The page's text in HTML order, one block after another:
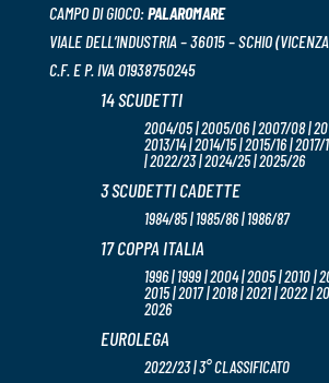
CAMPO DI GIOCO:PALAROMARE
VIALE DELL’INDUSTRIA – 36015 – SCHIO
C.F. E P. IVA 01938750245
14 SCUDETTI
2004/05 | 2005/06 | 2007/08 |
2013/14 | 2014/15 | 2015/16 |
| 2022/23 | 2024/25 | 2025/26
3 SCUDETTI CADETTE
1984/85 | 1985/86 | 1986/87
17 COPPA ITALIA
1996 | 1999 | 2004 | 2005 | 2010 |
2015 | 2017 | 2018 | 2021 | 2022 |
2026
EUROLEGA
2022/23 | 3° CLASSIFICATO